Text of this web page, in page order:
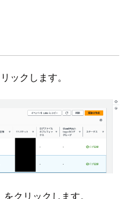
ックします。
クリックします。